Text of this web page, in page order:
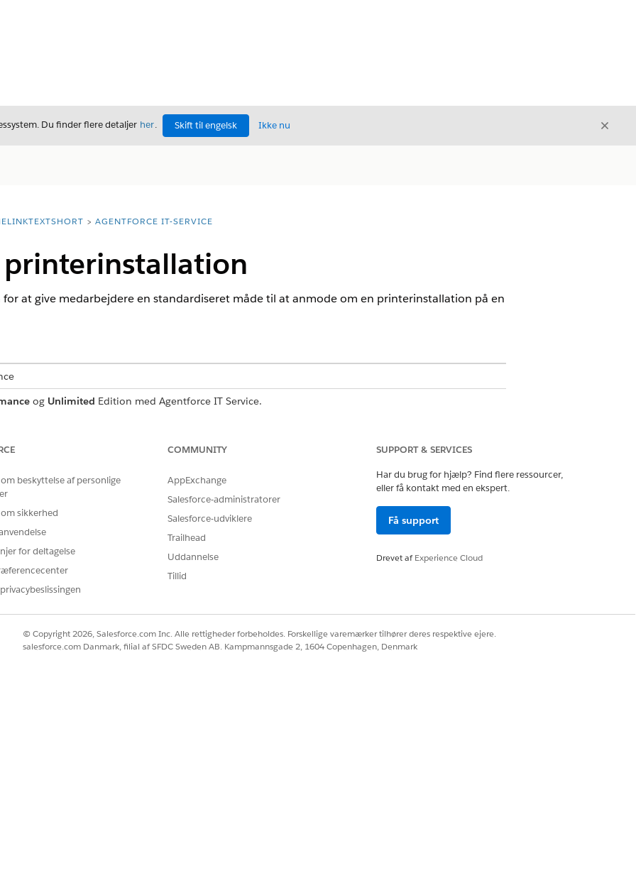
Du finder flere detaljer her. Skift til engelsk Ikke nu Luk
AGENTFORCE IT-SERVICE
at give medarbejdere en standardiseret måde til at anmode om en printerinstallation på en
og Unlimited Edition med Agentforce IT Service.
hvad der er inkluderet i skabelonen.
skabelon registrerer disse detaljer fra medarbejderen:
hvor medarbejderen ønsker at installere den nye printer, valgt fra en dynamisk udfyldt liste over
enheder.
anmodningen om manuel fuldførelse til it-teamet. Du kan opbygge et forløb i Flow Builder
managergodkendelser eller automatiseret fuldførelse.
beskyttelse af personlige
sikkerhed
for deltagelse
COMMUNITY
AppExchange
Salesforce-administratorer
Salesforce-udviklere
Trailhead
Uddannelse
Tillid
SUPPORT & SERVICES
Har du brug for hjælp? Find flere ressourcer,
eller få kontakt med en ekspert.
Få support
Drevet afExperience Cloud
© Copyright 2026, Salesforce.com Inc. Alle rettigheder forbeholdes. Forskellige varemærker tilhører deres respektive ejere.
salesforce.com Danmark, filial af SFDC Sweden AB. Kampmannsgade 2, 1604 Copenhagen, Denmark